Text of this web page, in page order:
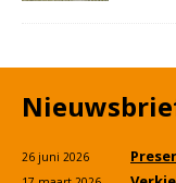
26 juni 2026